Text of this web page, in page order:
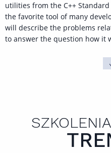
utilities from the C++
the favorite tool of many
will describe the problems
to answer the question how it